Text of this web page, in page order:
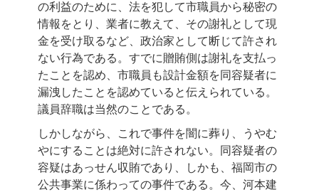
の利益のために、法を犯して市職員から秘密の
情報をとり、業者に教えて、その謝礼として現
金を受け取るなど、政治家として断じて許され
ない行為である。すでに贈賄側は謝礼を支払っ
たことを認め、市職員も設計金額を同容疑者に
漏洩したことを認めていると伝えられている。
議員辞職は当然のことである。
しかしながら、これで事件を闇に葬り、うやむ
やにすることは絶対に許されない。同容疑者の
容疑はあっせん収賄であり、しかも、福岡市の
公共事業に係わっての事件である。今、河本建